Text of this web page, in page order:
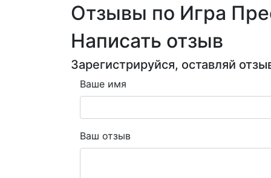
Отзывы по Игра
Написать отзыв
Зарегистрируйся, оставляй
Ваше имя
Ваш отзыв